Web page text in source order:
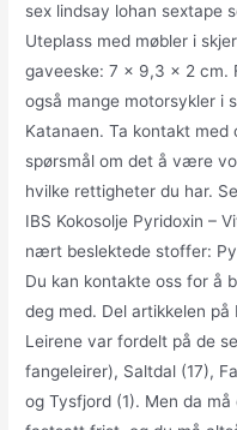
sex lindsay lohan sextape
Uteplass med møbler i
gaveeske: 7 x 9,3 x 2 cm.
også mange motorsykler i
Katanaen. Ta kontakt med
spørsmål om det å være
hvilke rettigheter du har.
IBS Kokosolje Pyridoxin –
nært beslektede stoffer:
Du kan kontakte oss for å
deg med. Del artikkelen
Leirene var fordelt på de
fangeleirer), Saltdal (17),
og Tysfjord (1). Men da